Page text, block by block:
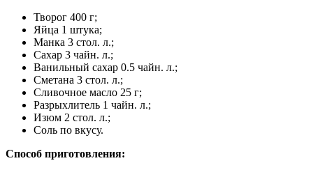
Творог 400 г;
Яйца 1 штука;
Манка 3 стол. л.;
Сахар 3 чайн. л.;
Ванильный сахар 0.5 чайн. л.;
Сметана 3 стол. л.;
Сливочное масло 25 г;
Разрыхлитель 1 чайн. л.;
Изюм 2 стол. л.;
Соль по вкусу.
Способ приготовления: